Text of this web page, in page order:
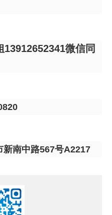
微信同
新南中路567号A2217